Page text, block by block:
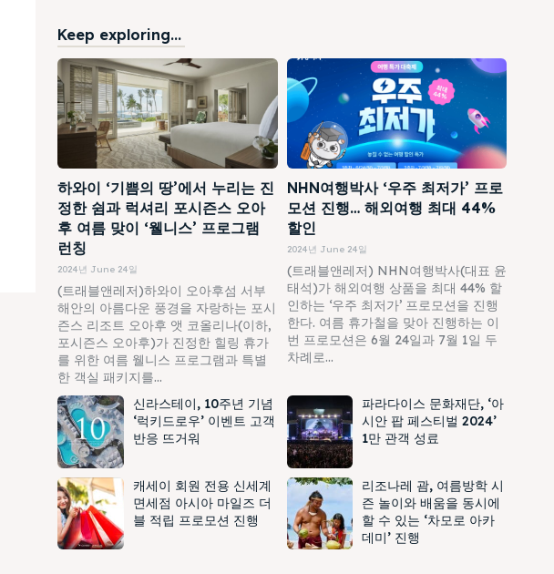
Keep exploring...
하와이 ‘기쁨의 땅’에서 누리는 진
정한 쉼과 럭셔리 포시즌스 오아
후 여름 맞이 ‘웰니스’ 프로그램
런칭
2024년 June 24일
(트래블앤레저)하와이 오아후섬 서부
해안의 아름다운 풍경을 자랑하는 포시
즌스 리조트 오아후 앳 코올리나(이하,
포시즌스 오아후)가 진정한 힐링 휴가
를 위한 여름 웰니스 프로그램과 특별
한 객실 패키지를...
NHN여행박사 ‘우주 최저가’ 프로
모션 진행… 해외여행 최대 44%
할인
2024년 June 24일
(트래블앤레저) NHN여행박사(대표 윤
태석)가 해외여행 상품을 최대 44% 할
인하는 ‘우주 최저가’ 프로모션을 진행
한다. 여름 휴가철을 맞아 진행하는 이
번 프로모션은 6월 24일과 7월 1일 두
차례로...
신라스테이, 10주년 기념
‘럭키드로우’ 이벤트 고객
반응 뜨거워
파라다이스 문화재단, ‘아
시안 팝 페스티벌 2024’
1만 관객 성료
캐세이 회원 전용 신세계
면세점 아시아 마일즈 더
블 적립 프로모션 진행
리조나레 괌, 여름방학 시
즌 놀이와 배움을 동시에
할 수 있는 ‘차모로 아카
데미’ 진행